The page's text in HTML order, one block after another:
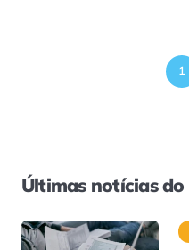
1
Últimas notícias do